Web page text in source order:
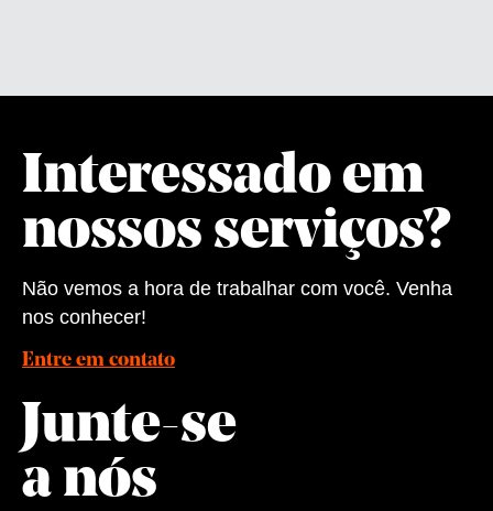
Interessado em
nossos serviços?
Não vemos a hora de trabalhar com você. Venha
nos conhecer!
Entre em contato
Junte-se
a nós